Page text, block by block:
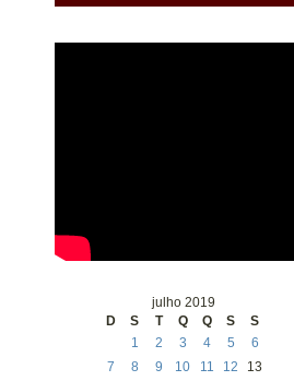
julho 2019
D
S T Q Q S S
1 2 3 4 5
6
7
8 9 10 11 12
13